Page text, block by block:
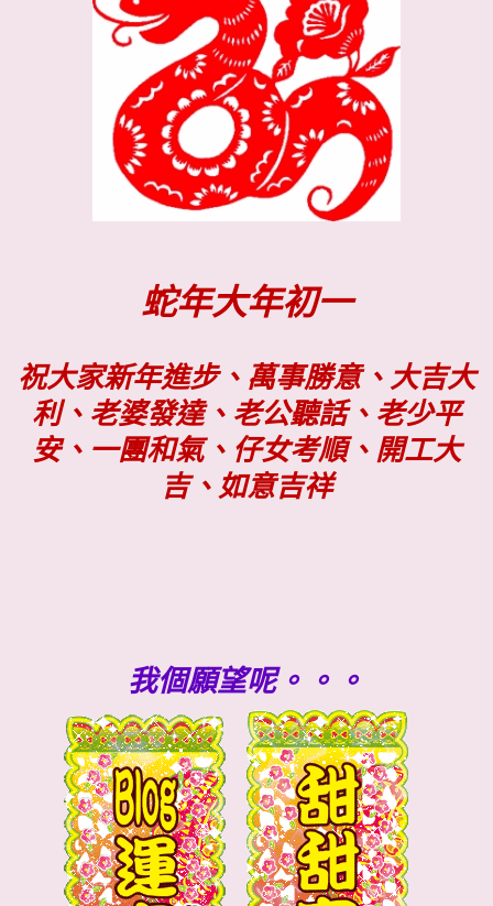
蛇年大年初一
祝大家新年進步、萬事勝意、大吉大
利、老婆發達、老公聽話、老少平
安、一團和氣、仔女考順、開工大
吉、如意吉祥
我個願望呢。。。